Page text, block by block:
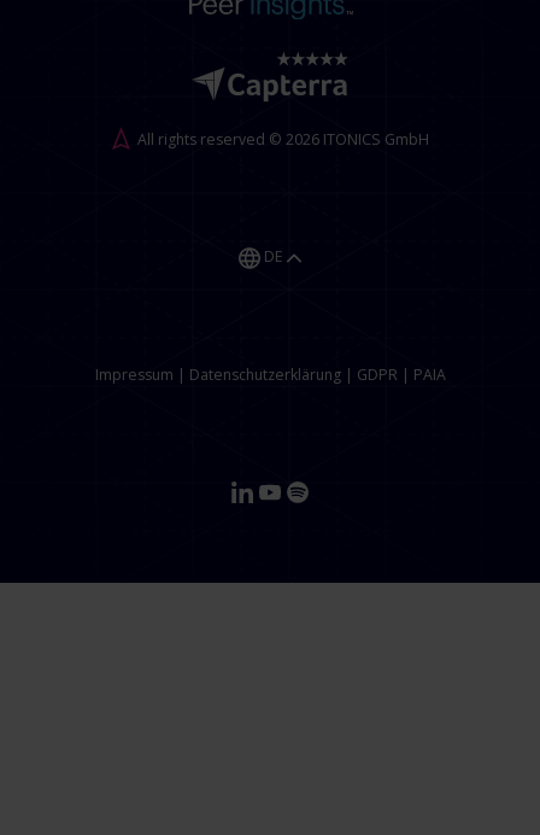
All rights reserved © 2026 ITONICS GmbH
DE
Impressum | Datenschutzerklärung| GDPR | PAIA